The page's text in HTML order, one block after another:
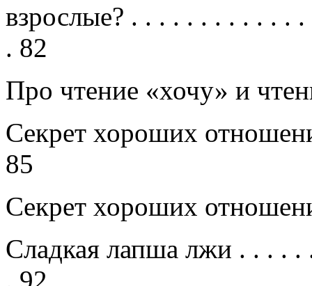
взрослые? . . . . . . . . . . . .
. 82
Про чтение «хочу» и
Секрет хороших
85
Секрет хороших
Сладкая лапша лжи . . . . .
. 92